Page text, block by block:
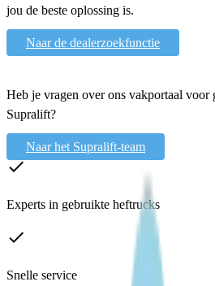
jou de beste oplossing is.
Naar de dealerzoekfunctie
Heb je vragen over ons vakportaal voor
Supralift?
Naar het Supralift-team
done
Experts in gebruikte heftrucks
done
Snelle service